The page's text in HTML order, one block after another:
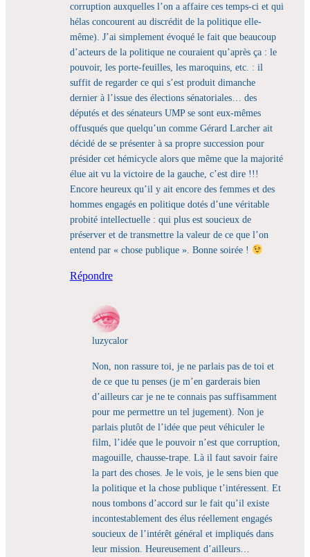
corruption auxquelles l’on a affaire ces temps-ci et qui
hélas concourent au discrédit de la politique elle-
même). J’ai simplement évoqué le fait que beaucoup
d’acteurs de la politique ne couraient qu’après ça : le
pouvoir, les porte-feuilles, les maroquins, etc. : il
suffit de regarder ce qui s’est produit dimanche
dernier à l’issue des élections sénatoriales… des
députés et des sénateurs UMP se sont eux-mêmes
offusqués que quelqu’un comme Gérard Larcher ait
décidé de se présenter à sa propre succession pour
présider cet hémicycle alors que même que la majorité
élue ait vu la victoire de la gauche, c’est dire !!!
Encore heureux qu’il y ait encore des femmes et des
hommes engagés en politique dotés d’une véritable
probité intellectuelle : qui plus est soucieux de
préserver et de transmettre la valeur de ce que l’on
entend par « chose publique ». Bonne soirée !
Répondre
luzycalor
Non, non rassure toi, je ne parlais pas de toi et
de ce que tu penses (je m’en garderais bien
d’ailleurs car je ne te connais pas suffisamment
pour me permettre un tel jugement). Non je
parlais plutôt de l’idée que peut véhiculer le
film, l’idée que le pouvoir n’est que corruption,
magouille, chausse-trape. Là il faut savoir faire
la part des choses. Je le vois, je le sens bien que
la politique et la chose publique t’intéressent. Et
nous tombons d’accord sur le fait qu’il existe
incontestablement des élus réellement engagés
soucieux de l’intérêt général et impliqués dans
leur mission. Heureusement d’ailleurs…